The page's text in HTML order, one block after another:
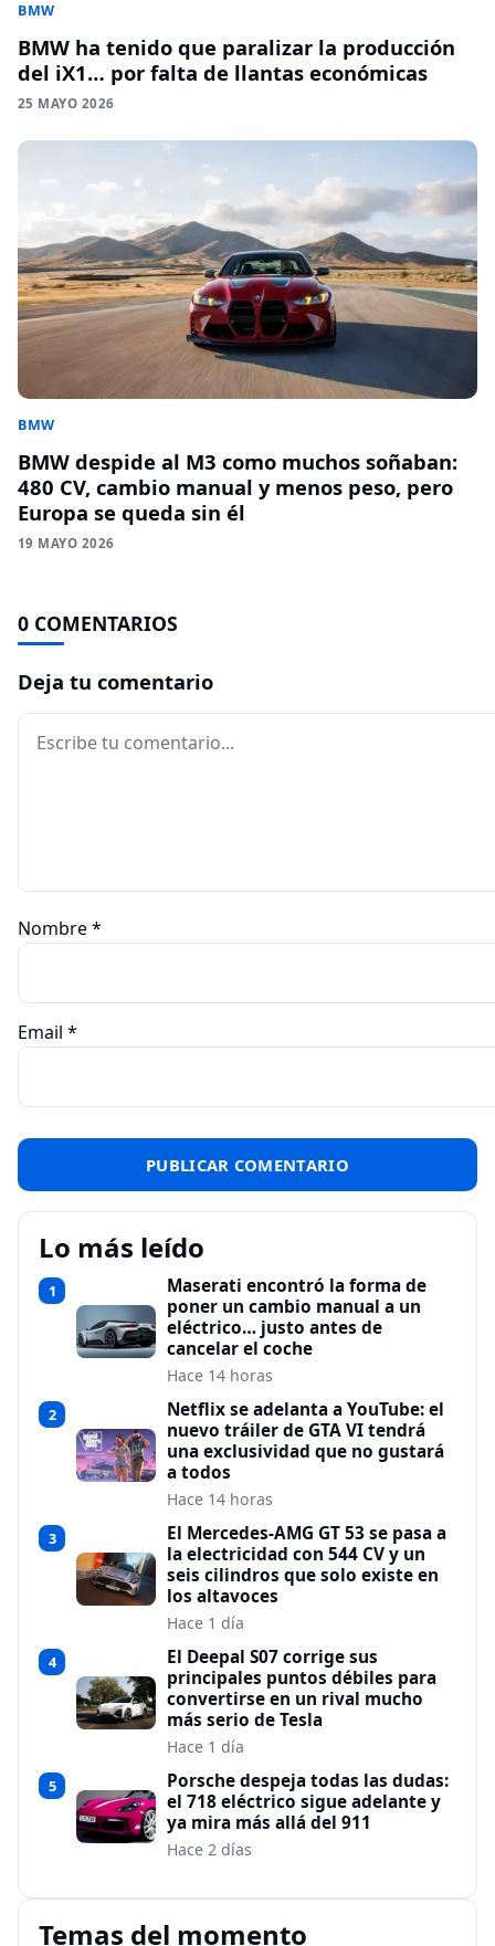
BMW
BMW ha tenido que paralizar la producción
del iX1… por falta de llantas económicas
25 MAYO 2026
BMW
BMW despide al M3 como muchos soñaban:
480 CV, cambio manual y menos peso, pero
Europa se queda sin él
19 MAYO 2026
0 COMENTARIOS
Deja tu comentario
Comentario
Nombre*
Email *
Lo más leído
1
Maserati encontró la forma de
poner un cambio manual a un
eléctrico… justo antes de
cancelar el coche
Hace 14 horas
2
Netflix se adelanta a YouTube: el
nuevo tráiler de GTA VI tendrá
una exclusividad que no gustará
a todos
Hace 14 horas
3
El Mercedes-AMG GT 53 se pasa a
la electricidad con 544 CV y un
seis cilindros que solo existe en
los altavoces
Hace 1 día
4
El Deepal S07 corrige sus
principales puntos débiles para
convertirse en un rival mucho
más serio de Tesla
Hace 1 día
5
Porsche despeja todas las dudas:
el 718 eléctrico sigue adelante y
ya mira más allá del 911
Hace 2 días
Temas del momento